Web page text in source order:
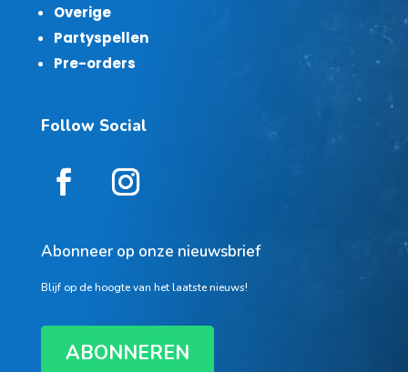
Overige
Partyspellen
Pre-orders
Follow Social
Abonneer op onze nieuwsbrief
Blijf op de hoogte van het laatste nieuws!
ABONNEREN